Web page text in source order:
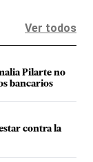
Ver todos
Pilarte no
bancarios
contra la